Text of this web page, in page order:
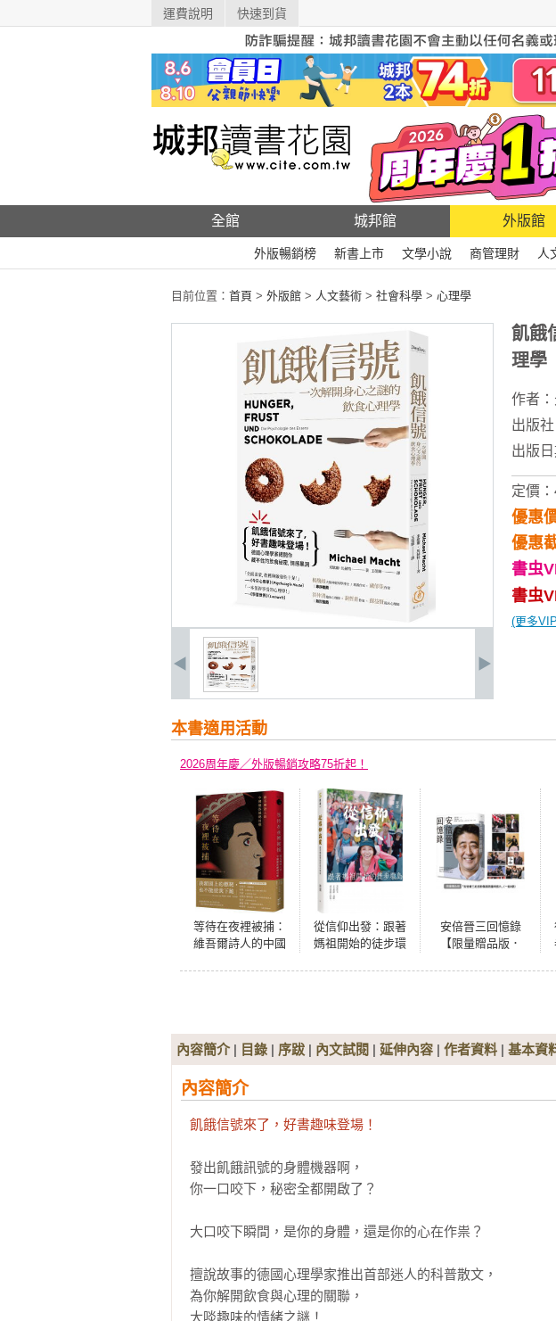
運費說明 快速到貨
全館 城邦館 外版館
外版暢銷榜 新書上市 文學小說 商管理財 人
目前位置： 首頁 > 外版館 > 人文藝術 > 社會科學 > 心理學
飢餓
理學
作者：
出版社
出版
定價
優惠
優惠
書虫
書虫
(更多
本書適用活動
2026周年慶／外版暢銷攻略75折起！
等待在夜裡被捕：
維吾爾詩人的中國
從信仰出發：跟著
媽祖開始的徒步環
安倍晉三回憶錄
【限量贈品版．
內容簡介| 目錄 | 序跋 | 內文試閱 | 延伸內容 | 作者資料 | 基本資
內容簡介
飢餓信號來了，好書趣味登場！
發出飢餓訊號的身體機器啊，
你一口咬下，秘密全都開啟了？
大口咬下瞬間，是你的身體，還是你的心在作祟？
擅說故事的德國心理學家推出首部迷人的科普散文，
為你解開飲食與心理的關聯，
大啖趣味的情緒之謎！